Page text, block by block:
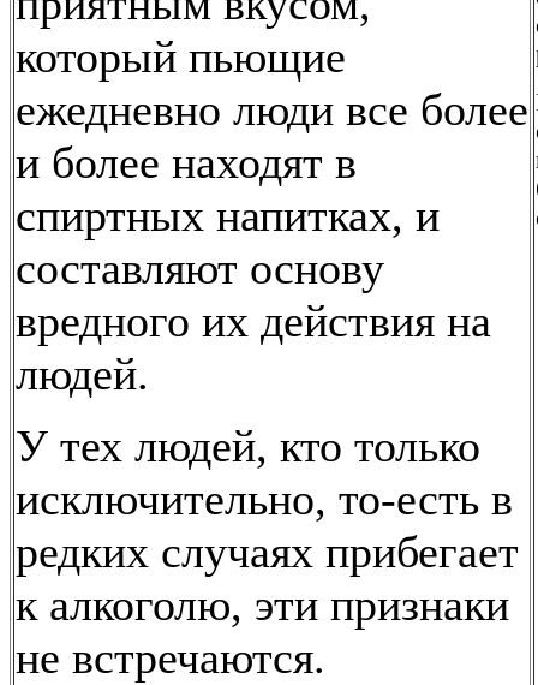
который пьющие
ежедневно люди все более
и более находят в
спиртных напитках, и
составляют основу
вредного их действия на
людей.
У тех людей, кто только
исключительно, то-есть в
редких случаях прибегает
к алкоголю, эти признаки
не встречаются.